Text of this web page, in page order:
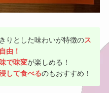
りとした味わいが特徴のス
由！
で味変が楽しめる！
して食べるのもおすすめ！